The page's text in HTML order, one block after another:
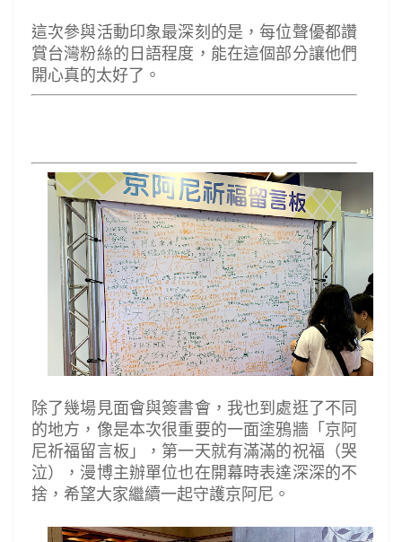
這次參與活動印象最深刻的是，每位聲優都讚
賞台灣粉絲的日語程度，能在這個部分讓他們
開心真的太好了。
除了幾場見面會與簽書會，我也到處逛了不同
的地方，像是本次很重要的一面塗鴉牆「京阿
尼祈福留言板」，第一天就有滿滿的祝福（哭
泣），漫博主辦單位也在開幕時表達深深的不
捨，希望大家繼續一起守護京阿尼。